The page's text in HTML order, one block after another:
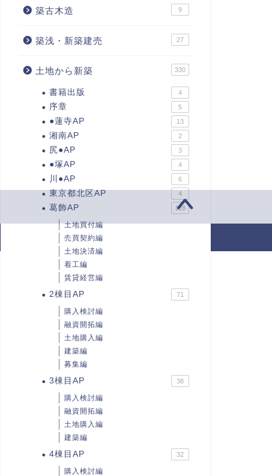
築古木造 9
築浅・新築建売 27
土地から新築 330
書籍出版 4
序章 5
●蓮寺AP 13
湘南AP 2
尻●AP 3
●塚AP 4
川●AP 6
東京都北区AP 4
葛飾AP 128
土地買付編
売買契約編
土地決済編
着工編
賃貸経営編
2棟目AP 71
購入検討編
融資開拓編
土地購入編
建築編
募集編
3棟目AP 38
購入検討編
融資開拓編
土地購入編
建築編
4棟目AP 32
購入検討編
2017–2026 ひーやんの欲張り不動産投資